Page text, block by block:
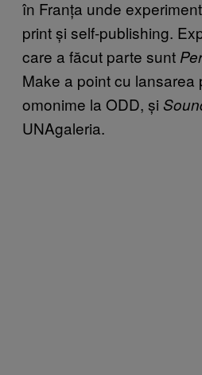
în Franța unde
print și self-publishing.
care a făcut parte sunt
Make a point cu lansarea
omonime la ODD, și
UNAgaleria.